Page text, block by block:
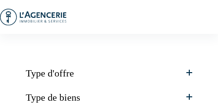
au
contenu
Type d'offre
Type de biens